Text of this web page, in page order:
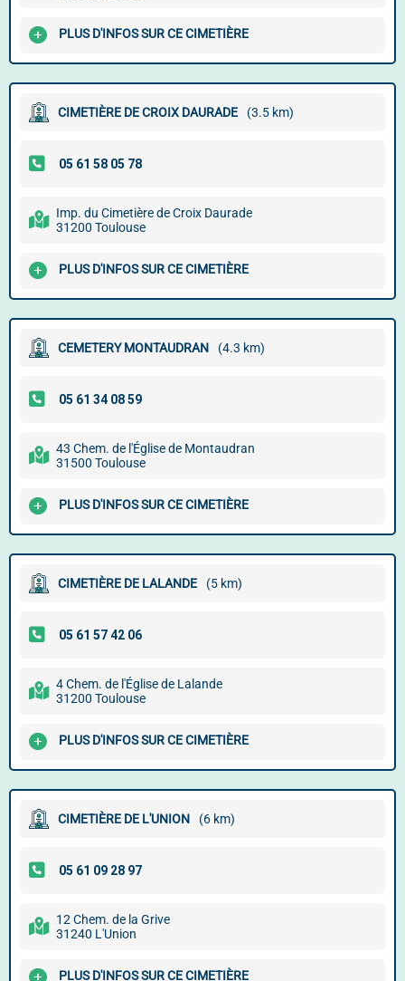
PLUS D'INFOS SUR CE CIMETIÈRE
CIMETIÈRE DE CROIX DAURADE (3.5 km)
Imp. du Cimetière de Croix Daurade
31200 Toulouse
PLUS D'INFOS SUR CE CIMETIÈRE
CEMETERY MONTAUDRAN (4.3 km)
43 Chem. de l'Église de Montaudran
31500 Toulouse
PLUS D'INFOS SUR CE CIMETIÈRE
CIMETIÈRE DE LALANDE (5 km)
4 Chem. de l'Église de Lalande
31200 Toulouse
PLUS D'INFOS SUR CE CIMETIÈRE
CIMETIÈRE DE L'UNION (6 km)
12 Chem. de la Grive
31240 L'Union
PLUS D'INFOS SUR CE CIMETIÈRE